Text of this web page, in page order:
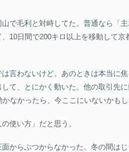
で毛利と対峙してた。普通なら「
10日間で200キロ以上を移動して京
言わないけど。あのときは本当に
て、とにかく動いた。他の取引先
なかったら、今ここにいないかもし
使い方」だと思う。
からぶつからなかった。冬の間は